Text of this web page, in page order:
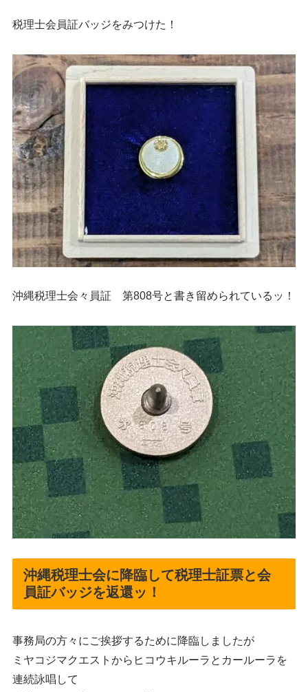
税理士会員証バッジをみつけた！
沖縄税理士会々員証 第808号と書き留められているッ！
沖縄税理士会に降臨して税理士証票と会
員証バッジを返還ッ！
事務局の方々にご挨拶するために降臨しましたが
ミヤコジマクエストからヒコウキルーラとカールーラを
連続詠唱して